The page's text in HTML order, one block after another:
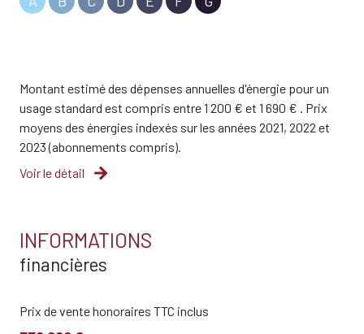
Montant estimé des dépenses annuelles d'énergie pour un
usage standard est compris entre 1 200 € et 1 690 € . Prix
moyens des énergies indexés sur les années 2021, 2022 et
2023 (abonnements compris).
Voir le détail
INFORMATIONS
financières
Prix de vente honoraires TTC inclus